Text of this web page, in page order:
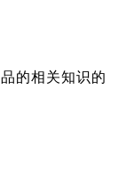
的相关知识的